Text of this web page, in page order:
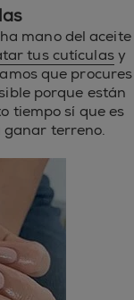
mano del aceite
tus cutículasy
que procures
porque están
tiempo sí que es
ganar terreno.